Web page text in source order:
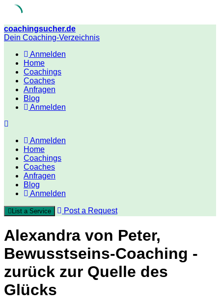
Skip
to
coachingsucher.de
Dein Coaching-Verzeichnis
Anmelden
Home
Coachings
Coaches
Anfragen
Blog
Anmelden
Anmelden
Home
Coachings
Coaches
Anfragen
Blog
Anmelden
List a Service Post a Request
Alexandra von Peter,
Bewusstseins-Coaching -
zurück zur Quelle des
Glücks